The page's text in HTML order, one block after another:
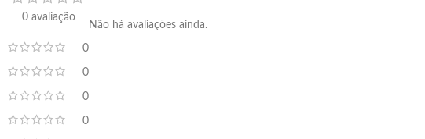
0 avaliação
0
0
0
0
Não há avaliações ainda.